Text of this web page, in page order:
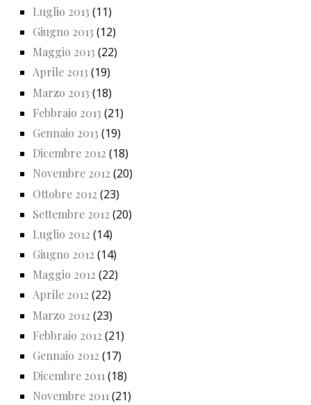
Luglio 2013 (11)
Giugno 2013 (12)
Maggio 2013 (22)
Aprile 2013 (19)
Marzo 2013 (18)
Febbraio 2013 (21)
Gennaio 2013 (19)
Dicembre 2012 (18)
Novembre 2012 (20)
Ottobre 2012 (23)
Settembre 2012 (20)
Luglio 2012 (14)
Giugno 2012 (14)
Maggio 2012 (22)
Aprile 2012 (22)
Marzo 2012 (23)
Febbraio 2012 (21)
Gennaio 2012 (17)
Dicembre 2011(18)
Novembre 2011(21)